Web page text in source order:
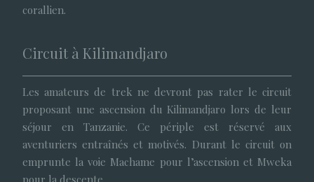
corallien.
Circuit à Kilimandjaro
Les amateurs de trek ne devront pas rater le circuit
proposant une ascension du Kilimandjaro lors de leur
séjour en Tanzanie. Ce périple est réservé aux
aventuriers entraînés et motivés. Durant le circuit on
emprunte la voie Machame pour l’ascension et Mweka
pour la descente.